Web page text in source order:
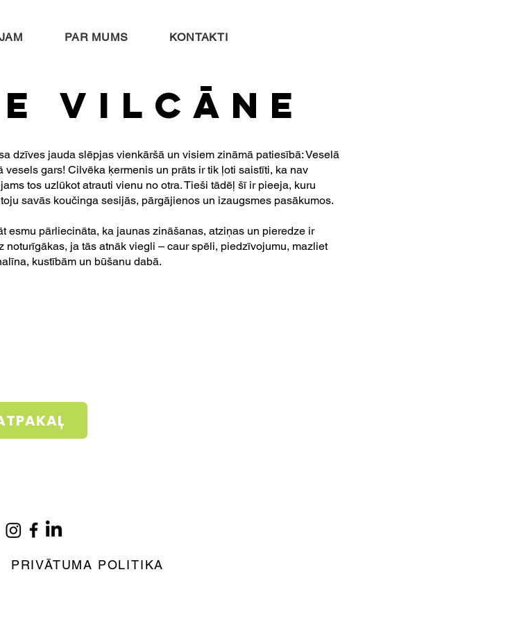
PAR MUMS KONTAKTI
vilcāne
dzīves jauda slēpjas vienkāršā un visiem zināmā patiesībā: Veselā
vesels gars! Cilvēka ķermenis un prāts ir tik ļoti saistīti, ka nav
tos uzlūkot atrauti vienu no otra. Tieši tādēļ šī ir pieeja, kuru
savās koučinga sesijās, pārgājienos un izaugsmes pasākumos.
esmu pārliecināta, ka jaunas zināšanas, atziņas un pieredze ir
noturīgākas, ja tās atnāk viegli – caur spēli, piedzīvojumu, mazliet
kustībām un būšanu dabā.
PRIVĀTUMA POLITIKA